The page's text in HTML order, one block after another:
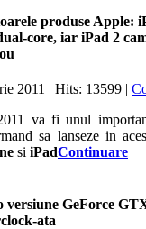
produse Apple:
core, iar iPad 2
2011 | Hits: 13599 |
va fi unul
sa lanseze in
si iPadContinuare
versiune GeForce
ata